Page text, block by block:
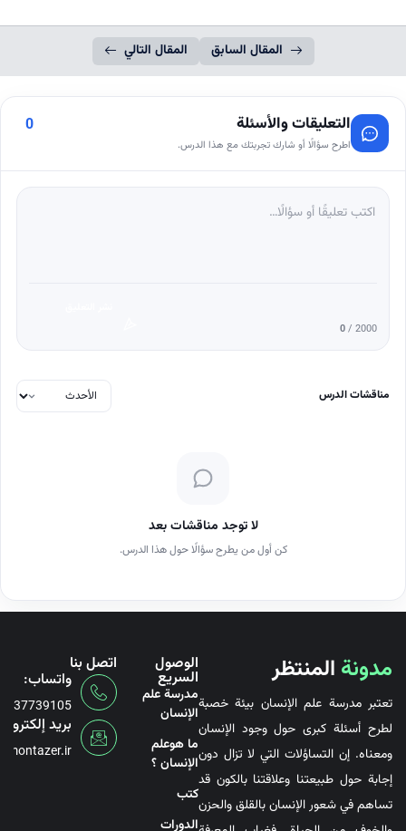
المقال السابق المقال التالي
التعليقات والأسئلة
اطرح سؤالًا أو شارك تجربتك مع هذا الدرس.
0
0/ 2000
مناقشات الدرس
لا توجد مناقشات بعد
كن أول من يطرح سؤالًا حول هذا الدرس.
مدونة المنتظر
تعتبر مدرسة علم الإنسان بيئة خصبة
لطرح أسئلة كبرى حول وجود الإنسان
ومعناه. إن التساؤلات التي لا تزال دون
إجابة حول طبيعتنا وعلاقتنا بالكون قد
تساهم في شعور الإنسان بالقلق والحزن
الوصول
السريع
مدرسة علم
الإنسان
ما هوعلم
الإنسان ؟
کتب
الدورات
اتصل بنا
واتساب:
بريد